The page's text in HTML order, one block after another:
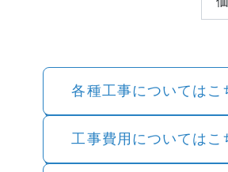
各種工事についてはこ
工事費用についてはこ